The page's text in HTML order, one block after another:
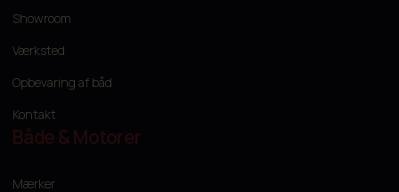
Showroom
Værksted
Opbevaring af båd
Kontakt
Både & Motorer
Mærker